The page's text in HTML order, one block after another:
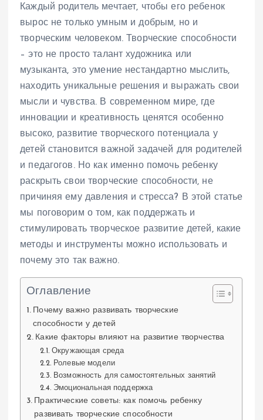
Каждый родитель мечтает, чтобы его ребенок
вырос не только умным и добрым, но и
творческим человеком. Творческие способности
– это не просто талант художника или
музыканта, это умение нестандартно мыслить,
находить уникальные решения и выражать свои
мысли и чувства. В современном мире, где
инновации и креативность ценятся особенно
высоко, развитие творческого потенциала у
детей становится важной задачей для родителей
и педагогов. Но как именно помочь ребенку
раскрыть свои творческие способности, не
причиняя ему давления и стресса? В этой статье
мы поговорим о том, как поддержать и
стимулировать творческое развитие детей, какие
методы и инструменты можно использовать и
почему это так важно.
Оглавление
Почему важно развивать творческие
способности у детей
Какие факторы влияют на развитие творчества
Окружающая среда
Ролевые модели
Возможность для самостоятельных занятий
Эмоциональная поддержка
Практические советы: как помочь ребенку
развивать творческие способности